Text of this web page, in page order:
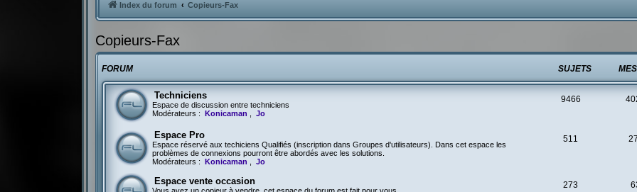
Index du forum Copieurs-Fax
Copieurs-Fax
FORUM SUJETS
Techniciens
Espace de discussion entre techniciens
Modérateurs :
Konicaman , Jo
9466
Espace Pro
Espace réservé aux techiciens Qualifiés (inscription dans Groupes d'utilisateurs). Dans cet espace les
problèmes de connexions pourront être abordés avec les solutions.
Modérateurs :
Konicaman , Jo
511
Espace vente occasion 273